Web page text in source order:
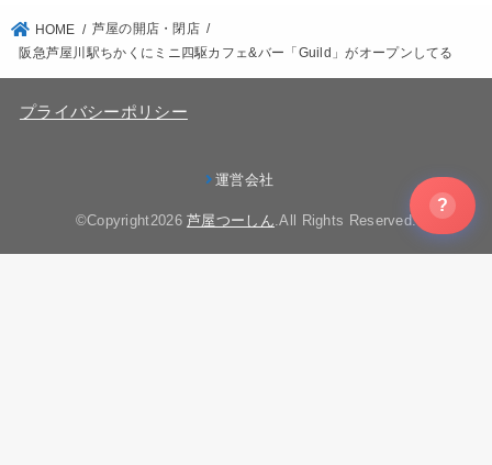
HOME
芦屋の開店・閉店
阪急芦屋川駅ちかくにミニ四駆カフェ&バー「Guild」がオープンしてる
プライバシーポリシー
運営会社
©Copyright2026芦屋つーしん.All Rights Reserved.
?